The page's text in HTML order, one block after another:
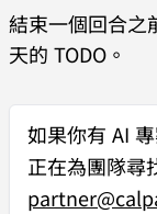
結束一個回合之
天的 TODO。
如果你有 AI
正在為團隊尋